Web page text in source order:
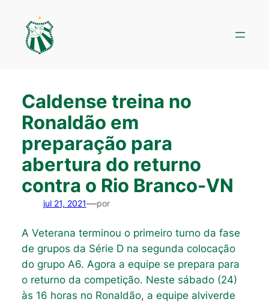
conteúdo
Caldense treina no
Ronaldão em
preparação para
abertura do returno
contra o Rio Branco-VN
jul 21, 2021—por
A Veterana terminou o primeiro turno da fase
de grupos da Série D na segunda colocação
do grupo A6. Agora a equipe se prepara para
o returno da competição. Neste sábado (24)
às 16 horas no Ronaldão, a equipe alviverde